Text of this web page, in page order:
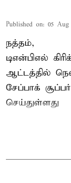
Published on: 05 Aug
நத்தம்,
டிஎன்பிஎல்
ஆட்டத்தில்
சேப்பாக்
செய்துள்ளது